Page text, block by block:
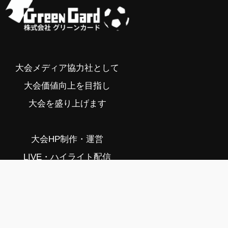
大会メディア協力社として
大会価値向上を目指し
大会を盛り上げます
大会HP制作・運営
LIVE・ハイライト配信